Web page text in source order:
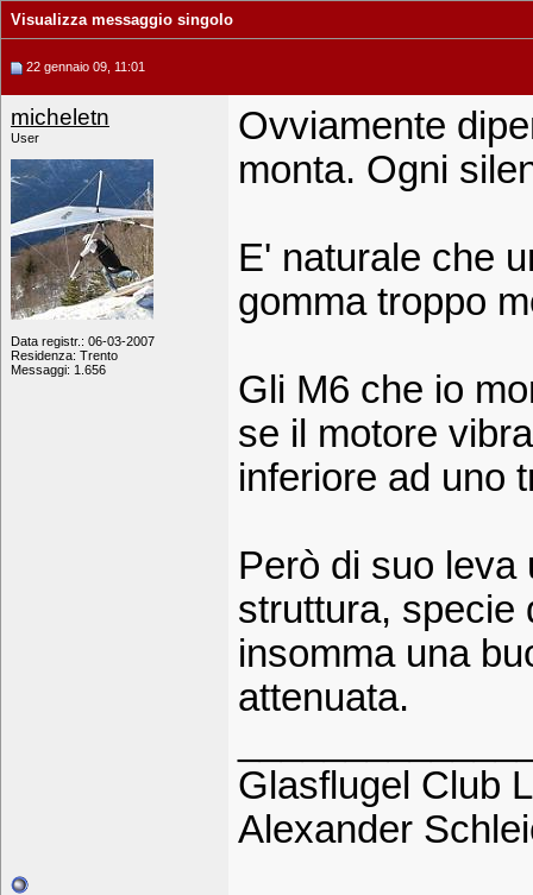
Visualizza messaggio singolo
22 gennaio 09, 11:01
micheletn
User
Data registr.: 06-03-2007
Residenza: Trento
Messaggi: 1.656
Ovviamente
monta. Ogni
E' naturale che
gomma troppo
Gli M6 che io
se il motore
inferiore ad uno
Però di suo leva
struttura, specie
insomma una
attenuata.
Glasflugel Club
Alexander